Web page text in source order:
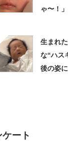
ゃ〜！
生まれ
な“ハス
後の姿
ケート